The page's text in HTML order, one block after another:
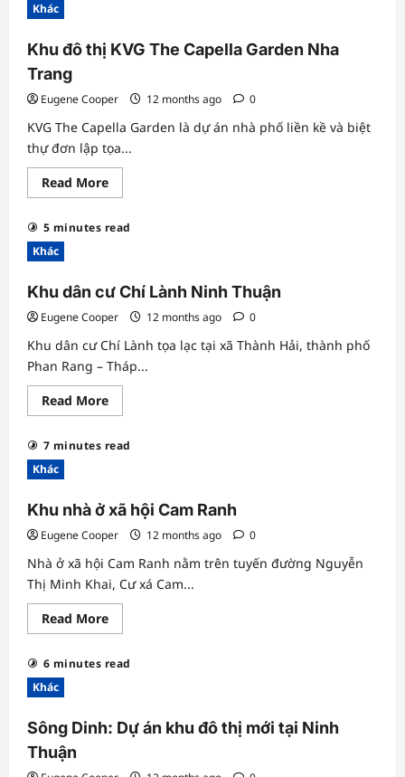
đơn
giản
Khác
Khu đô thị KVG The Capella Garden Nha
Trang
Eugene Cooper 12 months ago 0
KVG The Capella Garden là dự án nhà phố liền kề và biệt
thự đơn lập tọa...
Read MoreRead
more
Khu
đô
Capella
Garden
Nha
Trang
5 minutes read
Khác
Khu dân cư Chí Lành Ninh Thuận
Eugene Cooper 12 months ago 0
Khu dân cư Chí Lành tọa lạc tại xã Thành Hải, thành phố
Phan Rang – Tháp...
Read MoreRead
more
Khu
dân
Ninh
Thuận
7 minutes read
Khác
Khu nhà ở xã hội Cam Ranh
Eugene Cooper 12 months ago 0
Nhà ở xã hội Cam Ranh nằm trên tuyến đường Nguyễn
Thị Minh Khai, Cư xá Cam...
Read MoreRead
more
Khu
nhà
Cam
Ranh
6 minutes read
Khác
Sông Dinh: Dự án khu đô thị mới tại Ninh
Thuận